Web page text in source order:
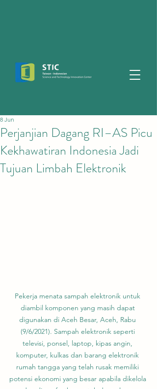
Perjanjian Dagang RI–AS Picu
Kekhawatiran Indonesia Jadi
Tujuan Limbah Elektronik
8 Jun
Pekerja menata sampah elektronik untuk
diambil komponen yang masih dapat
digunakan di Aceh Besar, Aceh, Rabu
(9/6/2021). Sampah elektronik seperti
televisi, ponsel, laptop, kipas angin,
komputer, kulkas dan barang elektronik
rumah tangga yang telah rusak memiliki
potensi ekonomi yang besar apabila dikelola